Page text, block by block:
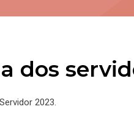
dos
2023.